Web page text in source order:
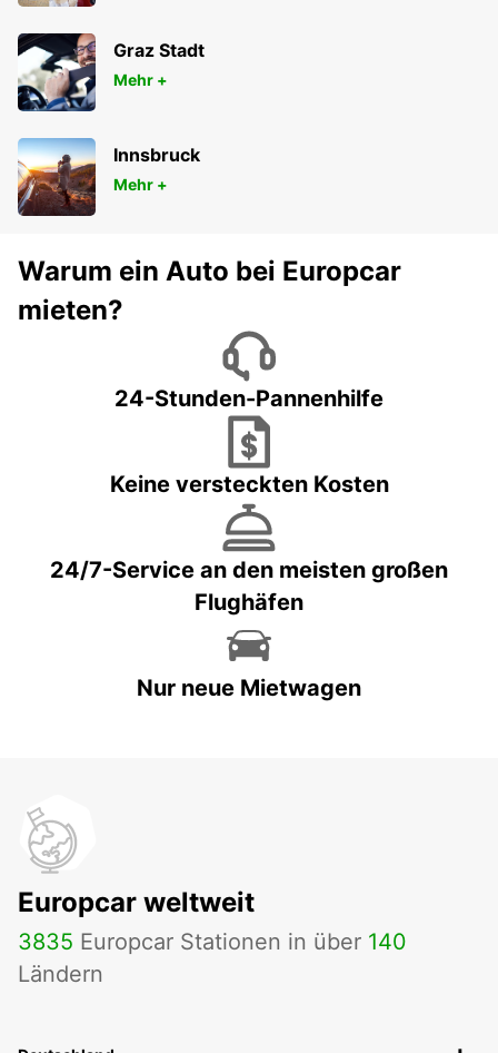
Graz Stadt
Mehr +
Innsbruck
Mehr +
Warum ein Auto bei Europcar
mieten?
24-Stunden-Pannenhilfe
Keine versteckten Kosten
24/7-Service an den meisten großen
Flughäfen
Nur neue Mietwagen
Europcar weltweit
3835 Europcar Stationen in über 140
Ländern